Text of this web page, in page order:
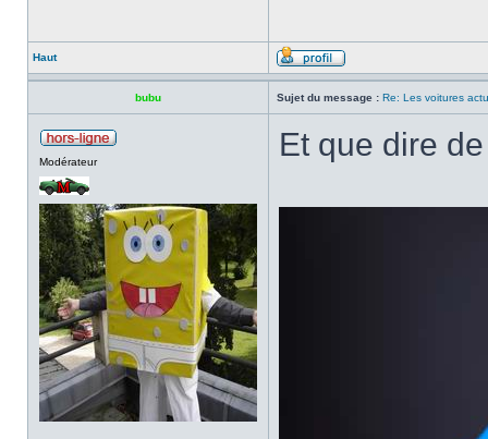
Haut
bubu Sujet du message : Re: Les voitures
Modérateur Et que dire